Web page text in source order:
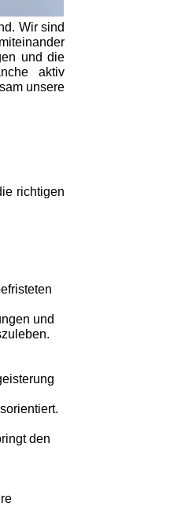
Wir sind
und die
aktiv
unsere
richtigen
und
den